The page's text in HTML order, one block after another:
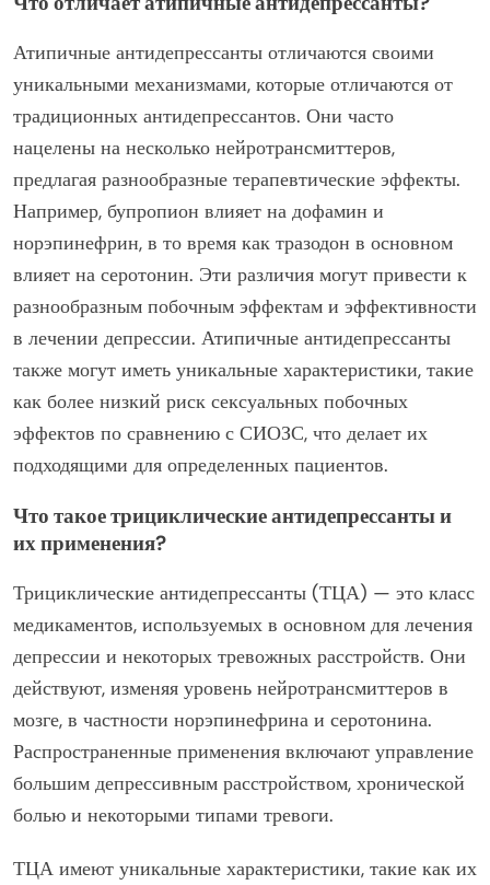
Атипичные антидепрессанты отличаются своими
уникальными механизмами, которые отличаются от
традиционных антидепрессантов. Они часто
нацелены на несколько нейротрансмиттеров,
предлагая разнообразные терапевтические эффекты.
Например, бупропион влияет на дофамин и
норэпинефрин, в то время как тразодон в основном
влияет на серотонин. Эти различия могут привести к
разнообразным побочным эффектам и эффективности
в лечении депрессии. Атипичные антидепрессанты
также могут иметь уникальные характеристики, такие
как более низкий риск сексуальных побочных
эффектов по сравнению с СИОЗС, что делает их
подходящими для определенных пациентов.
Что такое трициклические антидепрессанты и
их применения?
Трициклические антидепрессанты (ТЦА) — это класс
медикаментов, используемых в основном для лечения
депрессии и некоторых тревожных расстройств. Они
действуют, изменяя уровень нейротрансмиттеров в
мозге, в частности норэпинефрина и серотонина.
Распространенные применения включают управление
большим депрессивным расстройством, хронической
болью и некоторыми типами тревоги.
ТЦА имеют уникальные характеристики, такие как их